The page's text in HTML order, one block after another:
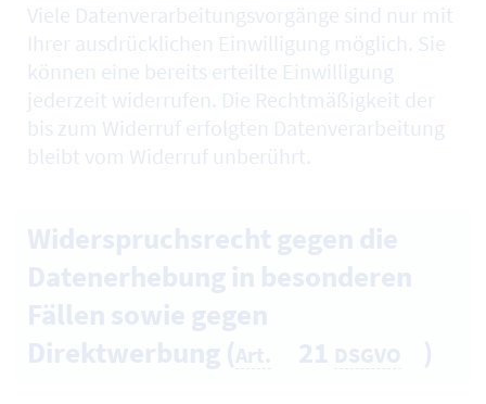
Viele Datenverarbeitungsvorgänge sind nur mit
Ihrer ausdrücklichen Einwilligung möglich. Sie
können eine bereits erteilte Einwilligung
jederzeit widerrufen. Die Rechtmäßigkeit der
bis zum Widerruf erfolgten Datenverarbeitung
bleibt vom Widerruf unberührt.